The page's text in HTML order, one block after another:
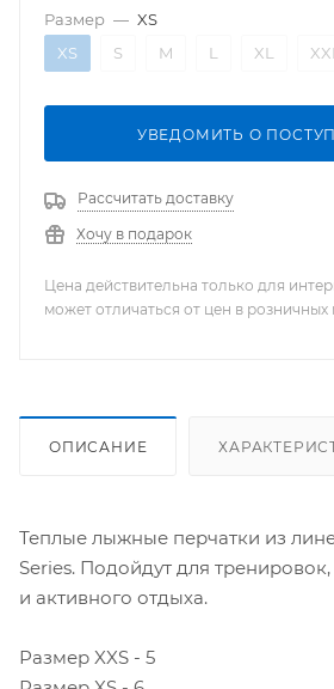
Размер — XS
XS
S M L XL XXL
УВЕДОМИТЬ О
Рассчитать доставку
Хочу в подарок
Цена действительна только для
может отличаться от цен в розничных
ОПИСАНИЕ
Теплые лыжные перчатки из
Series. Подойдут для
и активного отдыха.
Размер XXS - 5